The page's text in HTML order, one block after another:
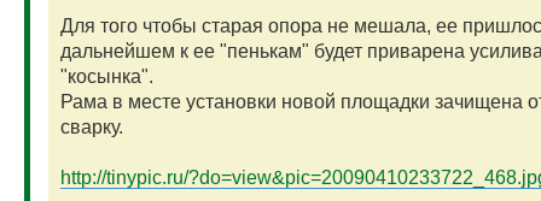
Для того чтобы старая опора не мешала, ее
дальнейшем к ее "пенькам" будет приварена
"косынка".
Рама в месте установки новой площадки зачищена
сварку.
http://tinypic.ru/